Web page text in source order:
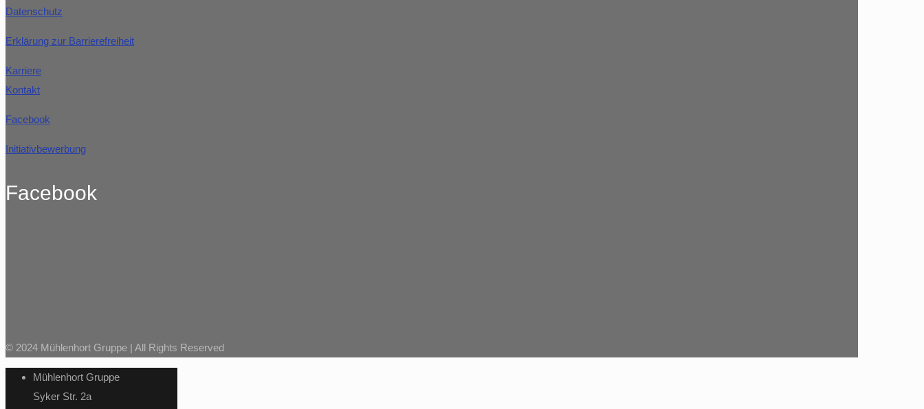
Datenschutz
Erklärung zur Barrierefreiheit
Karriere
Kontakt
Facebook
Initiativbewerbung
Facebook
© 2024 Mühlenhort Gruppe | All Rights Reserved
Mühlenhort Gruppe
Syker Str. 2a